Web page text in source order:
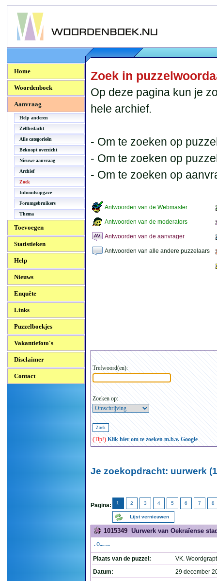
Woordenboek.NU
Home
Woordenboek
Aanvraag
Help anderen
Zelfbedacht
Alle categorieën
Beknopt overzicht
Nieuwe aanvraag
Archief
Zoek
Inhoudsopgave
Forumgebruikers
Thema
Toevoegen
Statistieken
Help
Nieuws
Enquête
Links
Puzzelboekjes
Vakantiefoto's
Disclaimer
Contact
Zoek in
Op deze pagina kun je
hele archief.
- Om te zoeken op
- Om te zoeken op
- Om te zoeken op
Antwoorden van de Webmaster
Antwoorden van de moderators
Antwoorden van de aanvrager
Antwoorden van alle andere puzzelaars
Trefwoord(en):
Zoeken op:
(Tip!) Klik hier om te zoeken m.b.v. Google
Je zoekopdracht: uurwerk
Pagina: 1 2 3 4 5 6 7 8
Lijst vernieuwen
1015349 Uurwerk van Oekraïense
.O………
Plaats van de puzzel:
VK.
Datum:
29 december